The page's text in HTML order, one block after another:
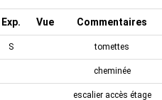
Exp. Vue Commentaires
S tomettes
cheminée
escalier accès étage